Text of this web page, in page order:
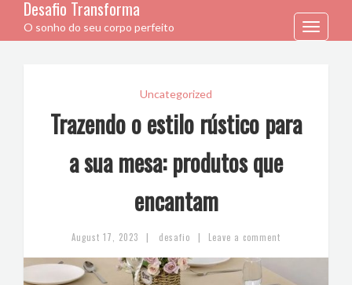
Desafio Transforma
O sonho do seu corpo perfeito
Toggle
Uncategorized
Trazendo o estilo rústico para
a sua mesa: produtos que
encantam
August 17, 2023 | desafio | Leave a comment